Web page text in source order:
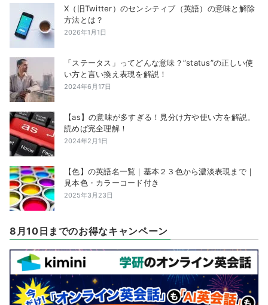
X（旧Twitter）のセンシティブ（英語）の意味と解除
方法とは？
2026年1月1日
「ステータス」ってどんな意味？”status”の正しい使
い方と言い換え表現を解説！
2024年6月17日
【as】の意味が多すぎる！見分け方や使い方を解説。
読めば完全理解！
2024年2月1日
【色】の英語名一覧｜基本２３色から濃淡表現まで｜
見本色・カラーコード付き
2025年3月23日
8月10日までのお得なキャンペーン